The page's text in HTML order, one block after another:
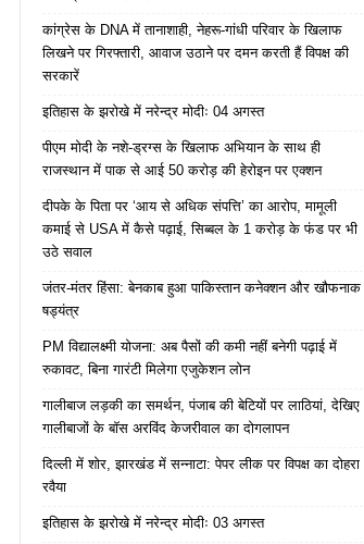
कांग्रेस के DNA में तानाशाही, नेहरू-गांधी परिवार के खिलाफ
लिखने पर गिरफ्तारी, आवाज उठाने पर दमन करती हैं विपक्ष की
सरकारें
इतिहास के झरोखे में नरेन्द्र मोदीः 04 अगस्त
पीएम मोदी के नशे-ड्रग्स के खिलाफ अभियान के साथ ही
राजस्थान में पाक से आई 50 करोड़ की हेरोइन पर एक्शन
दीपके के पिता पर ‘आय से अधिक संपत्ति’ का आरोप, मामूली
कमाई से USA में कैसे पढ़ाई, सिब्बल के 1 करोड़ के फंड पर भी
उठे सवाल
जंतर-मंतर हिंसा: बेनकाब हुआ पाकिस्तान कनेक्शन और खौफनाक
षड्यंत्र
PM विद्यालक्ष्मी योजना: अब पैसों की कमी नहीं बनेगी पढ़ाई में
रुकावट, बिना गारंटी मिलेगा एजुकेशन लोन
गालीबाज लड़की का समर्थन, पंजाब की बेटियों पर लाठियां, देखिए
गालीबाजों के बॉस अरविंद केजरीवाल का दोगलापन
दिल्ली में शोर, झारखंड में सन्नाटा: पेपर लीक पर विपक्ष का दोहरा
रवैया
इतिहास के झरोखे में नरेन्द्र मोदीः 03 अगस्त